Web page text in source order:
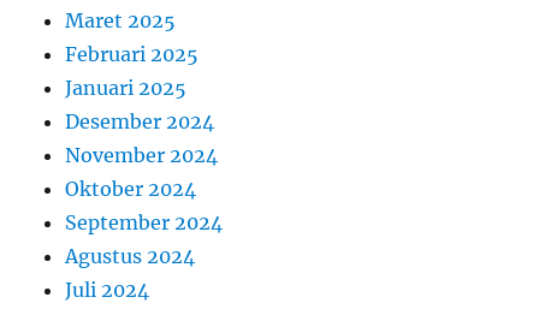
Maret 2025
Februari 2025
Januari 2025
Desember 2024
November 2024
Oktober 2024
September 2024
Agustus 2024
Juli 2024